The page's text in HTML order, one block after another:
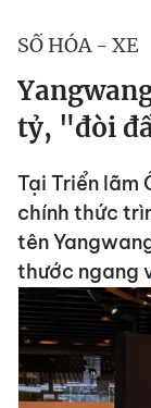
SỐ HÓA - XE
tỷ, "đòi
Tại Triển lãm
chính thức
tên
thước ngang